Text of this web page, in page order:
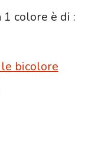
1 colore è di :
bicolore